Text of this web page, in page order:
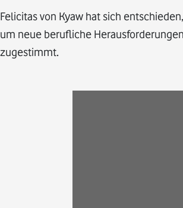
Felicitas von Kyaw hat sich
um neue berufliche
zugestimmt.